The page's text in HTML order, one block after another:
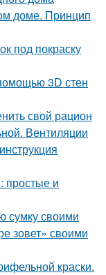
доме. Принцип
под покраску
3D стен
свой рацион
Вентиляции
простые и
сумку своими
зовет» своими
краски.